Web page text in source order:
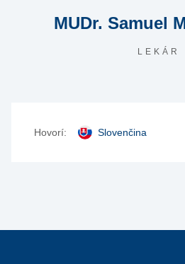
MUDr. Samuel
LEKÁR
Hovorí: Slovenčina